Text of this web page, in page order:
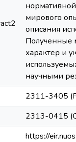
мирового
описания
Полученные
характер и
научными
2311-3405
2313-0415
https://